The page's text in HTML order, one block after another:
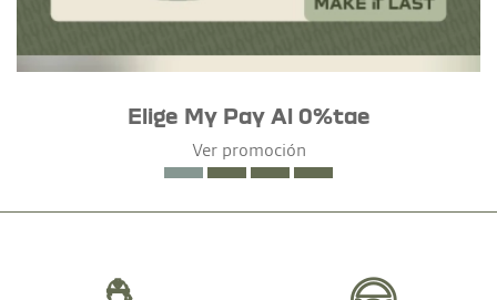
Elige My Pay Al 0%tae
Ver promoción